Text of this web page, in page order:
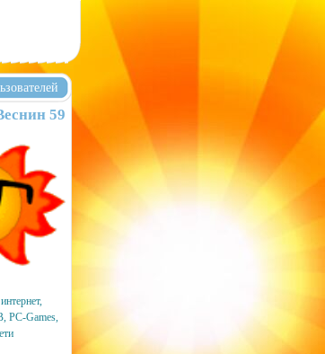
59
PC-Games,